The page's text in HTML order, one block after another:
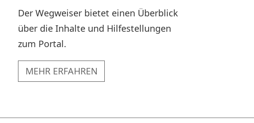
Der Wegweiser bietet einen Überblick
über die Inhalte und Hilfestellungen
zum Portal.
MEHR ERFAHREN